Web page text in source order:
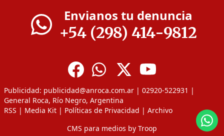
Envianos tu denuncia
+54 (298) 414-9812
Publicidad: publicidad@anroca.com.ar | 02920-522931 |
General Roca, Río Negro, Argentina
RSS | Media Kit | Políticas de Privacidad | Archivo
CMS para medios by Troop